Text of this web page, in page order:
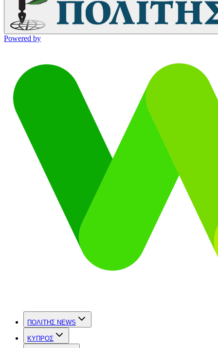
Powered by
ΠΟΛΙΤΗΣ NEWS
ΚΥΠΡΟΣ